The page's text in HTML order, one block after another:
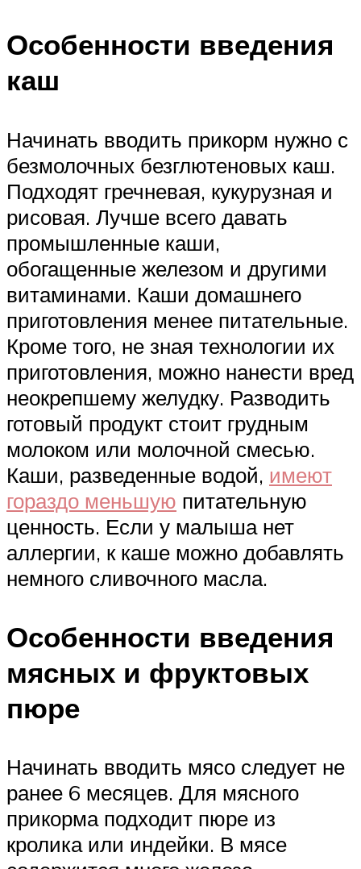
Особенности введения
каш
Начинать вводить прикорм нужно с
безмолочных безглютеновых каш.
Подходят гречневая, кукурузная и
рисовая. Лучше всего давать
промышленные каши,
обогащенные железом и другими
витаминами. Каши домашнего
приготовления менее питательные.
Кроме того, не зная технологии их
приготовления, можно нанести вред
неокрепшему желудку. Разводить
готовый продукт стоит грудным
молоком или молочной смесью.
Каши, разведенные водой, имеют
гораздо меньшую питательную
ценность. Если у малыша нет
аллергии, к каше можно добавлять
немного сливочного масла.
Особенности введения
мясных и фруктовых
пюре
Начинать вводить мясо следует не
ранее 6 месяцев. Для мясного
прикорма подходит пюре из
кролика или индейки. В мясе